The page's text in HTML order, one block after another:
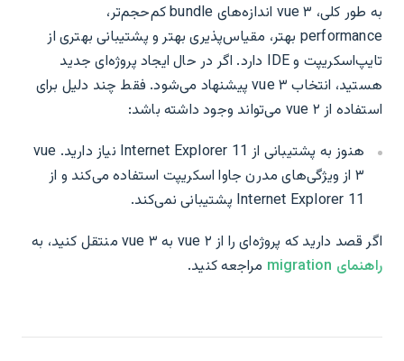
به طور کلی، vue ۳ اندازه‌های bundle کم‌حجم‌تر،
performance بهتر، مقیاس‌پذیری بهتر و پشتیبانی بهتری از
تایپ‌اسکریپت و IDE دارد. اگر در حال ایجاد پروژه‌ای جدید
هستید، انتخاب vue ۳ پیشنهاد می‌شود. فقط چند دلیل برای
استفاده از vue ۲ می‌تواند وجود داشته باشد:
هنوز به پشتیبانی از Internet Explorer 11 نیاز دارید. vue
۳ از ویژگی‌های مدرن جاوا اسکریپت استفاده می‌کند و از
Internet Explorer 11 پشتیبانی نمی‌کند.
اگر قصد دارید که پروژه‌ای را از vue ۲ به vue ۳ منتقل کنید، به
راهنمای migration
مراجعه کنید.